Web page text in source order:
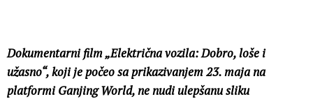
Dokumentarni film „Električna vozila: Dobro, loše i
užasno“, koji je počeo sa prikazivanjem 23. maja na
platformi Ganjing World, ne nudi ulepšanu sliku